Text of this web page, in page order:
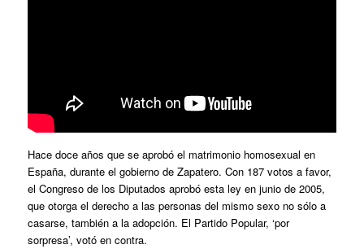
Hace doce años que se aprobó el matrimonio homosexual en
España, durante el gobierno de Zapatero. Con 187 votos a favor,
el Congreso de los Diputados aprobó esta ley en junio de 2005,
que otorga el derecho a las personas del mismo sexo no sólo a
casarse, también a la adopción. El Partido Popular, ‘por
sorpresa’, votó en contra.